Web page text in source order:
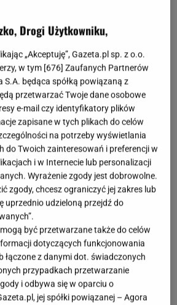
nawet egocentrycznej. W roli
je lojalność, szczerość
chęć niesienia pomocy.
w miłości są niezwykle
za wszelką cenę,
lub partnerka początkowo wydają
od drugiej osoby jasnych,
Szybko się nudzą, dlatego druga
równie żywiołowa i
ogień w związku. Z trudem
więc nie toleruje nieszczerości w
jest dla niego czymś, co
zauważalne w większej grupie
głośniej niż inni, starając się, by
niemal cały czas była słyszana w
charakter sprawia, że nie lubią się
w okolicznościach wypoczynku,
Drogi Użytkowniku,
„Akceptuję”, Gazeta.pl sp. z o.o.
w tym [676] Zaufanych Partnerów
S.A. będąca spółką powiązaną z
przetwarzać Twoje dane osobowe
e-mail czy identyfikatory plików
zapisane w tych plikach do celów
na potrzeby wyświetlania
do Twoich zainteresowań i preferencji w
i w Internecie lub personalizacji
Wyrażenie zgody jest dobrowolne.
zgody, chcesz ograniczyć jej zakres lub
uprzednio udzieloną przejdź do
być przetwarzane także do celów
dotyczących funkcjonowania
łączone z danymi dot. świadczonych
przypadkach przetwarzanie
i odbywa się w oparciu o
jej spółki powiązanej – Agora